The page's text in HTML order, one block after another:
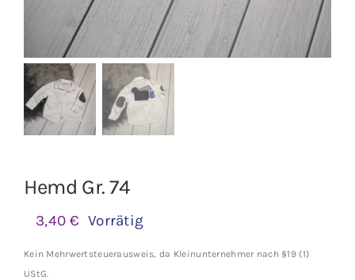
Krims Krams
Hemd Gr. 74
3,40€ Vorrätig
Kein Mehrwertsteuerausweis, da Kleinunternehmer nach §19 (1)
UStG.